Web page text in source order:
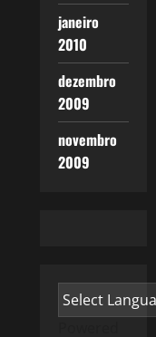
janeiro
2010
dezembro
2009
novembro
2009